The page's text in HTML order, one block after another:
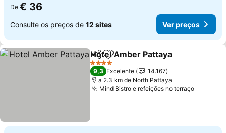
De € 36
Consulte os preços de 12 sites Ver preços
PartilharAdicionar aos favoritos
Hotel Amber Pattaya
4 Estrelas
9,3 Excelente
14.167
a 2.3 km de North Pattaya
Mind Bistro e refeições no terraçoVer